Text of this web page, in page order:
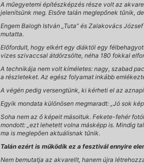
A műegyetemi építészképzés része volt az
jelenítsünk meg. Elsőre talán meglepőnek tűnik,
Engem Balogh István „Tuta” és Zalakovács
mutatta.
Előfordult, hogy elkért egy diáktól egy
vizes szivaccsal átdörzsölte, néha 180 fokkal
A technikája nem volt kíméletes: nagy, szabad
a részleteket. Az egész folyamat inkább
A végén pedig versengtünk, ki kérheti el az
Egyik mondata különösen megmaradt: „Jó sok
Soha nem az ő képeit másoltuk. Fekete-fehér
mondott: „ezt lehetett volna másképp is. Mindig
ma is meglepően aktuálisnak tűnik.
Talán ezért is működik ez a fesztivál ennyire
Nem bemutatja az akvarellt, hanem újra